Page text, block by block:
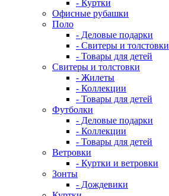
- Куртки
Офисные рубашки
Поло
- Деловые подарки
- Свитеры и толстовки
- Товары для детей
Свитеры и толстовки
- Жилеты
- Коллекции
- Товары для детей
Футболки
- Деловые подарки
- Коллекции
- Товары для детей
Ветровки
- Куртки и ветровки
Зонты
- Дождевики